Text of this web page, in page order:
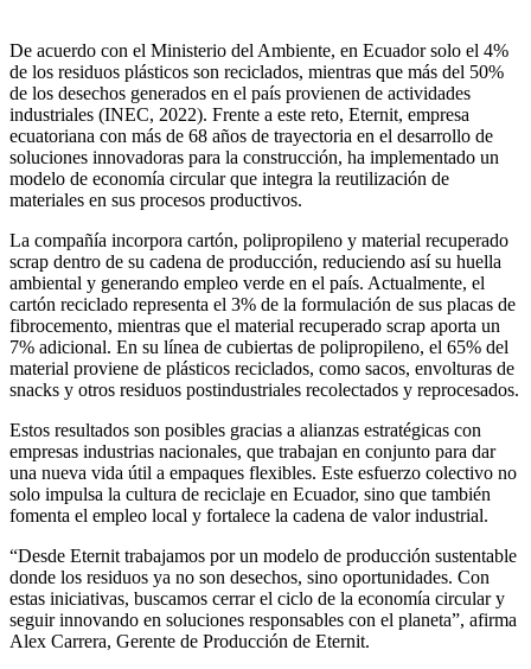
De acuerdo con el Ministerio del Ambiente, en Ecuador solo el 4%
de los residuos plásticos son reciclados, mientras que más del 50%
de los desechos generados en el país provienen de actividades
industriales (INEC, 2022). Frente a este reto, Eternit, empresa
ecuatoriana con más de 68 años de trayectoria en el desarrollo de
soluciones innovadoras para la construcción, ha implementado un
modelo de economía circular que integra la reutilización de
materiales en sus procesos productivos.
La compañía incorpora cartón, polipropileno y material recuperado
scrap dentro de su cadena de producción, reduciendo así su huella
ambiental y generando empleo verde en el país. Actualmente, el
cartón reciclado representa el 3% de la formulación de sus placas de
fibrocemento, mientras que el material recuperado scrap aporta un
7% adicional. En su línea de cubiertas de polipropileno, el 65% del
material proviene de plásticos reciclados, como sacos, envolturas de
snacks y otros residuos postindustriales recolectados y reprocesados.
Estos resultados son posibles gracias a alianzas estratégicas con
empresas industrias nacionales, que trabajan en conjunto para dar
una nueva vida útil a empaques flexibles. Este esfuerzo colectivo no
solo impulsa la cultura de reciclaje en Ecuador, sino que también
fomenta el empleo local y fortalece la cadena de valor industrial.
“Desde Eternit trabajamos por un modelo de producción sustentable
donde los residuos ya no son desechos, sino oportunidades. Con
estas iniciativas, buscamos cerrar el ciclo de la economía circular y
seguir innovando en soluciones responsables con el planeta”, afirma
Alex Carrera, Gerente de Producción de Eternit.